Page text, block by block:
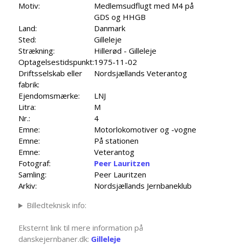
Motiv:
Medlemsudflugt med M4 på
GDS og HHGB
Land:
Danmark
Sted:
Gilleleje
Strækning:
Hillerød - Gilleleje
Optagelsestidspunkt:1975-11-02
Driftsselskab eller
fabrik:
Nordsjællands Veterantog
Ejendomsmærke:
LNJ
Litra:
M
Nr.:
4
Emne:
Motorlokomotiver og -vogne
Emne:
På stationen
Emne:
Veterantog
Fotograf:
Peer Lauritzen
Samling:
Peer Lauritzen
Arkiv:
Nordsjællands Jernbaneklub
Billedteknisk info:
Eksternt link til mere information på
danskejernbaner.dk: Gilleleje